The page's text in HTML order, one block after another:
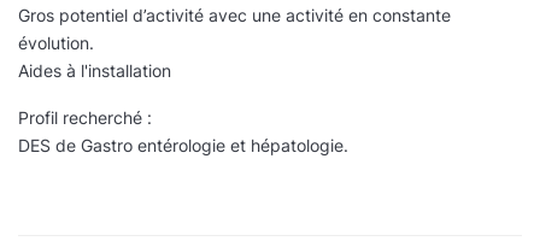
Gros potentiel d’activité avec une activité en constante
évolution.
Aides à l'installation
Profil recherché :
DES de Gastro entérologie et hépatologie.